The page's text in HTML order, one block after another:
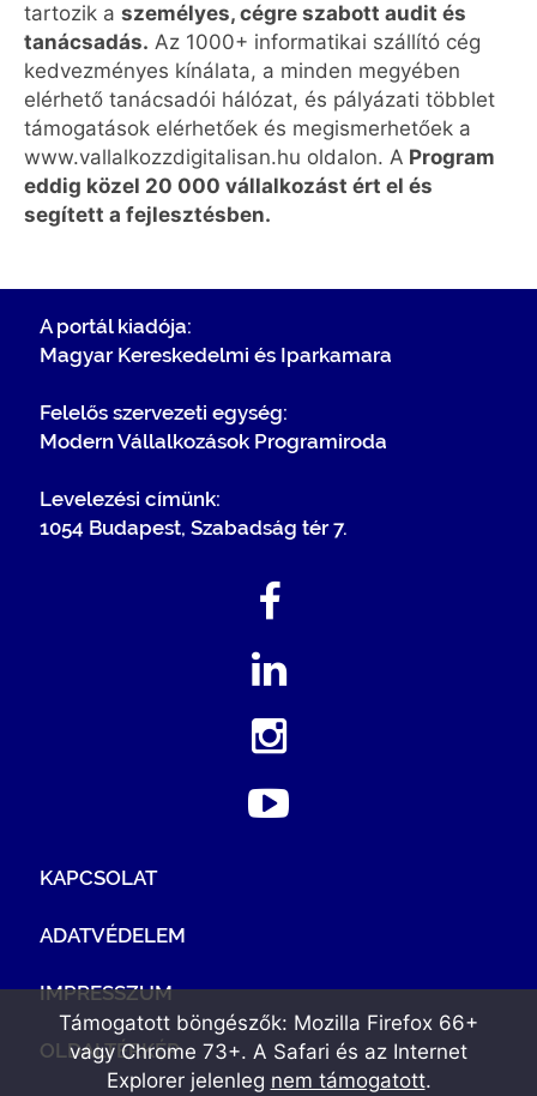
tartozik a személyes, cégre szabott audit és
tanácsadás. Az 1000+ informatikai szállító cég
kedvezményes kínálata, a minden megyében
elérhető tanácsadói hálózat, és pályázati többlet
támogatások elérhetőek és megismerhetőek a
www.vallalkozzdigitalisan.hu oldalon. A Program
eddig közel 20 000 vállalkozást ért el és
segített a fejlesztésben.
A portál kiadója:
Magyar Kereskedelmi és Iparkamara
Felelős szervezeti egység:
Modern Vállalkozások Programiroda
Levelezési címünk:
1054 Budapest, Szabadság tér 7.
KAPCSOLAT
ADATVÉDELEM
IMPRESSZUM
OLDALTÉRKÉP
Támogatott böngészők: Mozilla Firefox 66+
vagy Chrome 73+. A Safari és az Internet
Explorer jelenleg nem támogatott.